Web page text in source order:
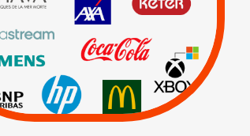
Keter |
Livres et brochures
Mehadrin | PUMA |
Sodastream
Visuels, tracts,
affiches,...